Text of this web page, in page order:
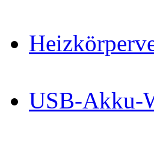
USB-Akku-